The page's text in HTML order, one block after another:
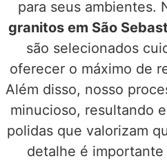
para seus ambientes.
granitos em São
são selecionados
oferecer o máximo de
Além disso, nosso
minucioso, resultando
polidas que valorizam
detalhe é